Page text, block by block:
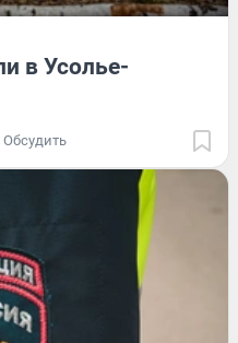
в Усолье-
Обсудить